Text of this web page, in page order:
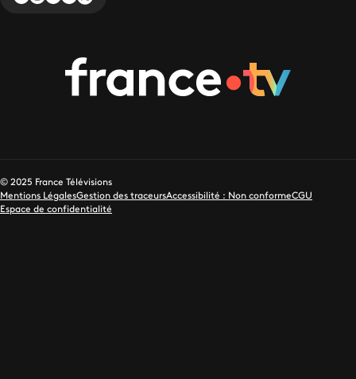
© 2025 France Télévisions
Mentions LégalesGestion des traceursAccessibilité : Non conformeCGU
Espace de confidentialité